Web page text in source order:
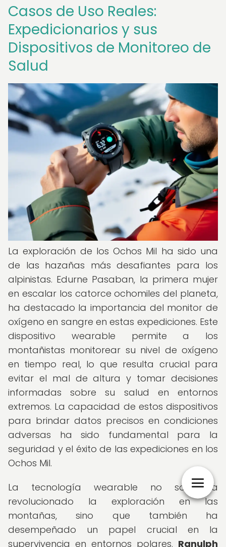
Casos de Uso Reales:
Expedicionarios y sus
Dispositivos de Monitoreo de
Salud
La exploración de los Ochos Mil ha sido una
de las hazañas más desafiantes para los
alpinistas. Edurne Pasaban, la primera mujer
en escalar los catorce ochomiles del planeta,
ha destacado la importancia del monitor de
oxígeno en sangre en estas expediciones. Este
dispositivo wearable permite a los
montañistas monitorear su nivel de oxígeno
en tiempo real, lo que resulta crucial para
evitar el mal de altura y tomar decisiones
informadas sobre su salud en entornos
extremos. La capacidad de estos dispositivos
para brindar datos precisos en condiciones
adversas ha sido fundamental para la
seguridad y el éxito de las expediciones en los
Ochos Mil.
La tecnología wearable no solo ha
revolucionado la exploración en las
montañas, sino que también ha
desempeñado un papel crucial en la
supervivencia en entornos polares. Ranulph